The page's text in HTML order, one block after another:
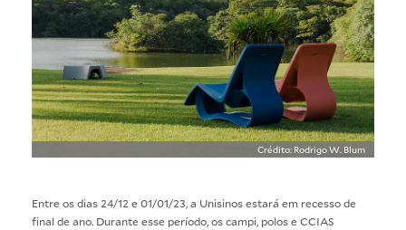
Crédito: Rodrigo W. Blum
Entre os dias 24/12 e 01/01/23, a Unisinos estará em recesso de
final de ano. Durante esse período, os campi, polos e CCIAS